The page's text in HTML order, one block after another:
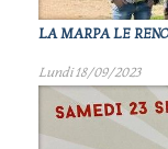
LA MARPA LE
Lundi 18/09/2023